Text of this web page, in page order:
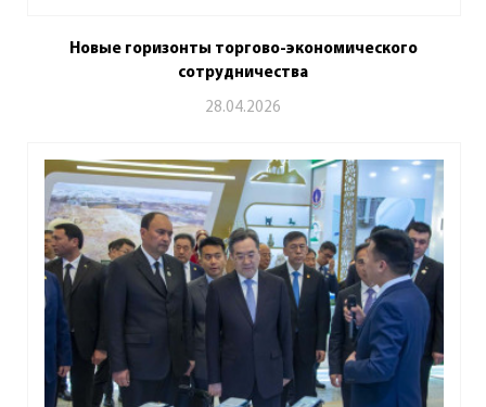
Новые горизонты торгово-экономического
сотрудничества
28.04.2026